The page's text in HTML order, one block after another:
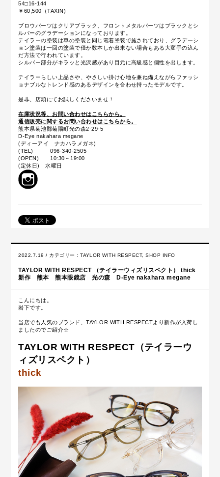
54□16-144
￥60,500（TAXIN)
ブロウパーツはクリアブラック、フロントメタルパーツはブラックとシ
ルバーのグラデーションになっております。
テイラーの塗装は車の塗装と同じ電着塗装で施されており、グラデーシ
ョン塗装は一回の塗装で僅か数本しか出来ない場合もある大変手の込ん
だ方法で行われています。
シルバー部分がキラッと光沢感があり目元に高級感と個性を出します。
テイラーらしい上品さや、やさしい掛け心地を兼ね備えながらファッシ
ョナブルなトレンド感のあるデザインを合わせ持ったモデルです。
是非、店頭にてお試しくださいませ！
在庫状況等、お問い合わせはこちらから。
通信販売に関するお問い合わせはこちらから。
熊本県菊池郡菊陽町光の森2-29-5
D-Eye nakahara megane
(ディーアイ ナカハラメガネ)
(TEL) 096-340-2505
(OPEN) 10:30～19:00
(定休日) 水曜日
2022.7.19 / カテゴリー：TAYLOR WITH RESPECT,SHOP INFO
TAYLOR WITH RESPECT （テイラーウィズリスペクト） thick
新作 熊本 熊本眼鏡店 光の森 D-Eye nakahara megane
こんにちは。
岩下です。
当店でも人気のブランド、TAYLOR WITH RESPECTより新作が入荷し
ましたのでご紹介☆
TAYLOR WITH RESPECT（テイラーウ
ィズリスペクト）
thick